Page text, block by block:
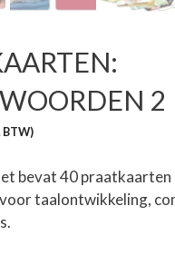
2
BTW)
bevat 40
taalontwikkeling,